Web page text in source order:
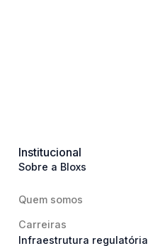
Institucional
Sobre a Bloxs
Quem somos
Carreiras
Infraestrutura regulatória